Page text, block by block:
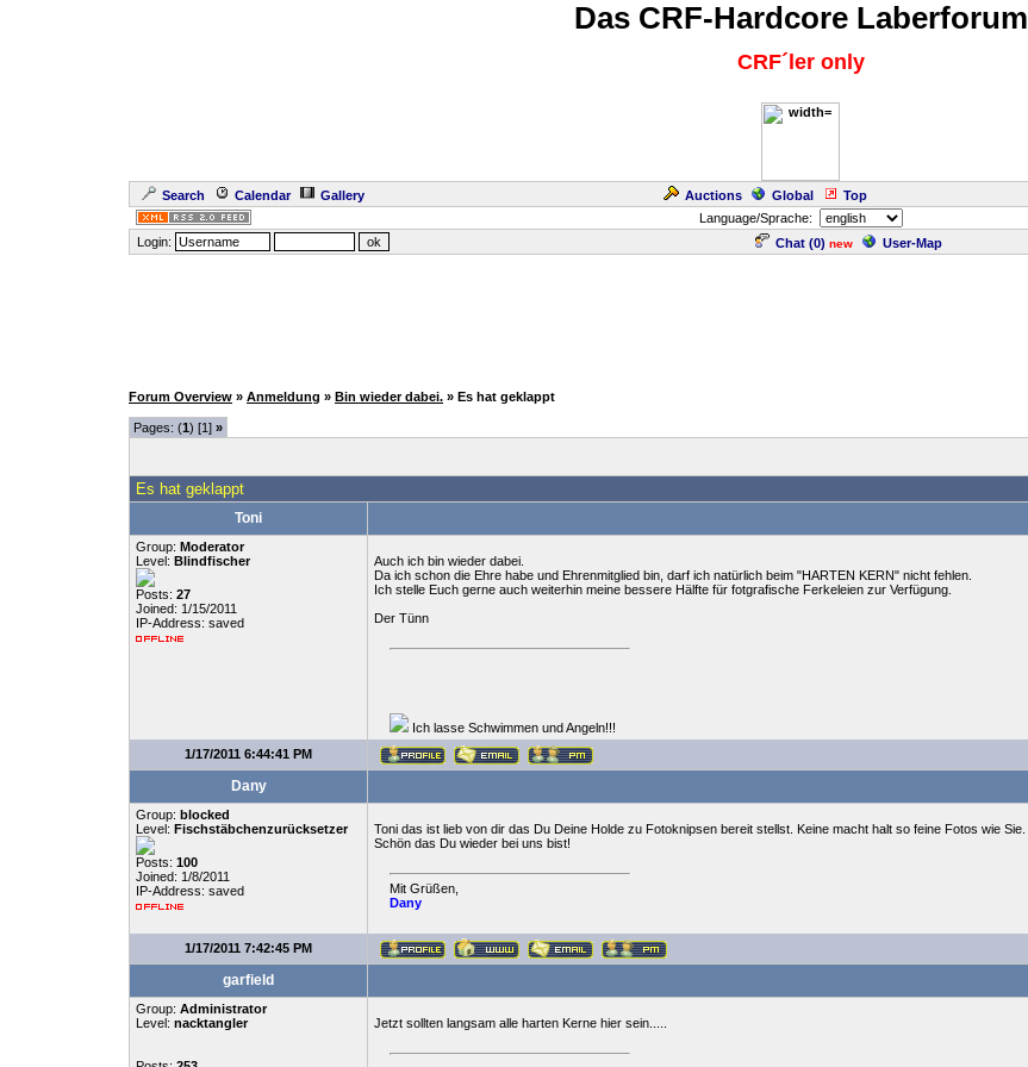
Das CRF-Hardcore Laberforum
CRF´ler only
Search Calendar Gallery Auctions Global Top
Language/Sprache:
Login:
Chat (0) new User-Map
Forum Overview » Anmeldung » Bin wieder dabei. » Es hat geklappt
Pages: (1) [1] »
Es hat geklappt
Toni
Group: Moderator
Level: Blindfischer
Posts: 27
Joined: 1/15/2011
IP-Address: saved
Auch ich bin wieder dabei.
Da ich schon die Ehre habe und Ehrenmitglied bin, darf ich natürlich beim "HARTEN KERN" nicht fehlen.
Ich stelle Euch gerne auch weiterhin meine bessere Hälfte für fotgrafische Ferkeleien zur Verfügung.
Der Tünn
Ich lasse Schwimmen und Angeln!!!
1/17/2011 6:44:41 PM
Dany
Group: blocked
Level: Fischstäbchenzurücksetzer
Posts: 100
Joined: 1/8/2011
IP-Address: saved
Toni das ist lieb von dir das Du Deine Holde zu Fotoknipsen bereit stellst. Keine macht halt so feine Fotos wie Sie.
Schön das Du wieder bei uns bist!
Mit Grüßen,
Dany
1/17/2011 7:42:45 PM
garfield
Group: Administrator
Level: nacktangler Jetzt sollten langsam alle harten Kerne hier sein.....